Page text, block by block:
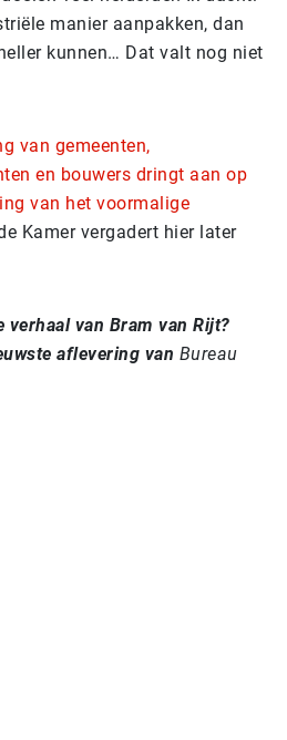
manier aanpakken, dan
kunnen… Dat valt nog niet
van gemeenten,
en bouwers dringt aan op
van het voormalige
Kamer vergadert hier later
verhaal van Bram van Rijt?
aflevering van Bureau